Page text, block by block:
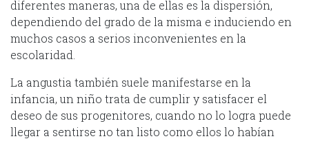
diferentes maneras, una de ellas es la dispersión,
dependiendo del grado de la misma e induciendo en
muchos casos a serios inconvenientes en la
escolaridad.
La angustia también suele manifestarse en la
infancia, un niño trata de cumplir y satisfacer el
deseo de sus progenitores, cuando no lo logra puede
llegar a sentirse no tan listo como ellos lo habían